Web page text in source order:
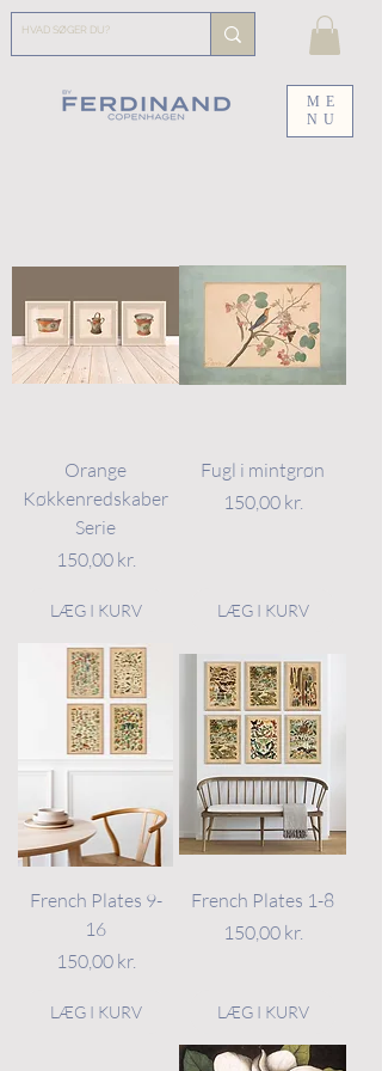
ME
NU
Orange
Køkkenredskaber
Serie
Pris
150,00 kr.
LÆG I KURV
Fugl i mintgrøn
Pris
150,00 kr.
LÆG I KURV
French Plates 9-
16
Pris
150,00 kr.
LÆG I KURV
French Plates 1-8
Pris
150,00 kr.
LÆG I KURV